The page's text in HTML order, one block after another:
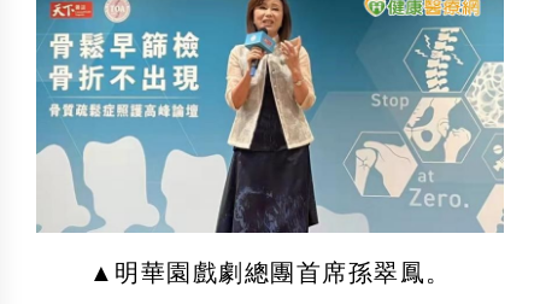
▲明華園戲劇總團首席孫翠鳳。